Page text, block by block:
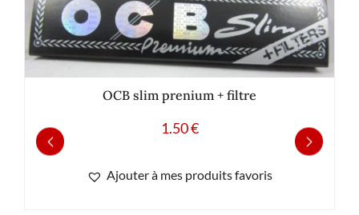
OCB slim prenium + filtre
1.50€
Ajouter à mes produits favoris